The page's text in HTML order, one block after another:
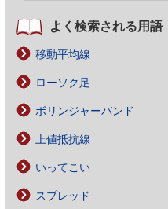
よく検索される用語
移動平均線
ローソク足
ボリンジャーバンド
上値抵抗線
いってこい
スプレッド